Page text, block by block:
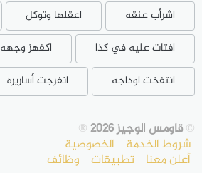
اشرأب عنقه
اعقلها وتوكل
افتات عليه في كذا
اكفهز وجهه
انتفخت اوداجه
انفرجت أساريره
©قاومس الوجيز 2026 ®
شروط الخدمة الخصوصية
أعلن معنا تطبيقات وظائف